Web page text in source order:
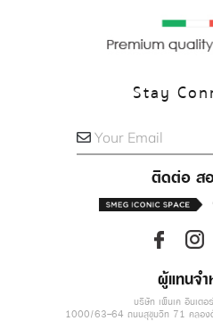
Stay
Your Email
ติดต่อ ส
ผู้แทนจำ
บริษัท เพ็นเค อินเตอ
1000/63-64 ถนนสุขุมวิท 71 คลอง